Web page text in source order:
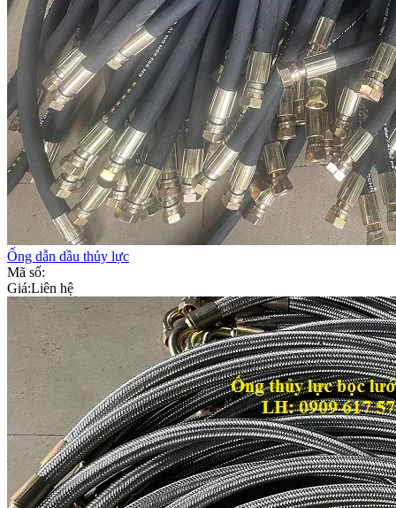
Ống dẫn dầu thủy lực
Mã số:
Giá:Liên hệ